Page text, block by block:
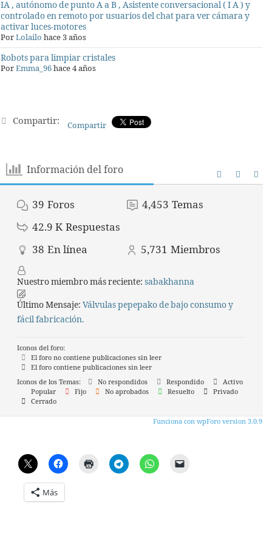
IA , autónomo de punto A a B , Asistente conversacional ( I A ) y
controlado en remoto por usuarios del chat para ver cámara y
activar luces-motores
PorLolailo hace 3 años
Robots para limpiar cristales
PorEmma_96hace 4 años
Compartir: Compartir
Información del foro
39 Foros 4,453 Temas
42.9 K Respuestas
38 En línea 5,731 Miembros
Nuestro miembro más reciente: sabakhanna
Último Mensaje: Válvulas pepepako de bajo consumo y
fácil fabricación.
Iconos del foro:
El foro no contiene publicaciones sin leer
El foro contiene publicaciones sin leer
Iconos de los Temas:
No respondidos Respondido
Activo
Popular
Fijo No aprobados Resuelto
Privado
Cerrado
Funciona con wpForo version 3.0.9
Más